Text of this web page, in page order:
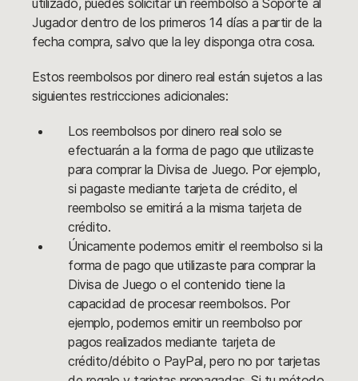
utilizado, puedes solicitar un reembolso a Soporte al
Jugador dentro de los primeros 14 días a partir de la
fecha compra, salvo que la ley disponga otra cosa.
Estos reembolsos por dinero real están sujetos a las
siguientes restricciones adicionales:
Los reembolsos por dinero real solo se
efectuarán a la forma de pago que utilizaste
para comprar la Divisa de Juego. Por ejemplo,
si pagaste mediante tarjeta de crédito, el
reembolso se emitirá a la misma tarjeta de
crédito.
Únicamente podemos emitir el reembolso si la
forma de pago que utilizaste para comprar la
Divisa de Juego o el contenido tiene la
capacidad de procesar reembolsos. Por
ejemplo, podemos emitir un reembolso por
pagos realizados mediante tarjeta de
crédito/débito o PayPal, pero no por tarjetas